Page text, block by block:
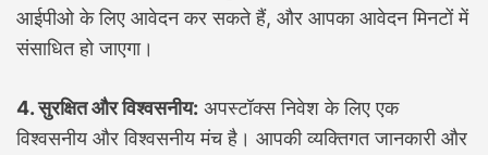
आईपीओ के लिए आवेदन कर सकते हैं, और आपका आवेदन मिनटों में
संसाधित हो जाएगा।
4. सुरक्षित और विश्वसनीय: अपस्टॉक्स निवेश के लिए एक
विश्वसनीय और विश्वसनीय मंच है। आपकी व्यक्तिगत जानकारी और